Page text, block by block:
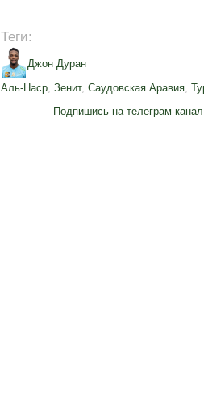
Теги:
Джон Дуран
Аль-Наср, Зенит, Саудовская Аравия,
Подпишись на телеграм-